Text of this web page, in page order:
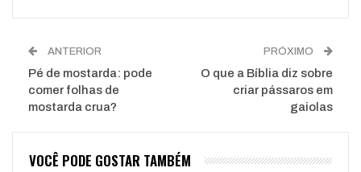
ANTERIOR
Pé de mostarda: pode
comer folhas de
mostarda crua?
PRÓXIMO
O que a Bíblia diz sobre
criar pássaros em
gaiolas
VOCÊ PODE GOSTAR TAMBÉM